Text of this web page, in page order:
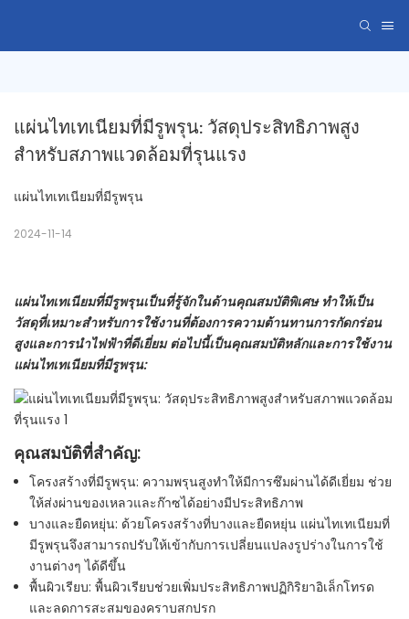
แผ่นไทเทเนียมที่มีรูพรุน: วัสดุประสิทธิภาพสูง
สำหรับสภาพแวดล้อมที่รุนแรง
แผ่นไทเทเนียมที่มีรูพรุน
2024-11-14
แผ่นไทเทเนียมที่มีรูพรุนเป็นที่รู้จักในด้านคุณสมบัติพิเศษ ทำให้เป็น
วัสดุที่เหมาะสำหรับการใช้งานที่ต้องการความต้านทานการกัดกร่อน
สูงและการนำไฟฟ้าที่ดีเยี่ยม ต่อไปนี้เป็นคุณสมบัติหลักและการใช้งาน
แผ่นไทเทเนียมที่มีรูพรุน:
คุณสมบัติที่สำคัญ:
โครงสร้างที่มีรูพรุน: ความพรุนสูงทำให้มีการซึมผ่านได้ดีเยี่ยม ช่วย
ให้ส่งผ่านของเหลวและก๊าซได้อย่างมีประสิทธิภาพ
บางและยืดหยุ่น: ด้วยโครงสร้างที่บางและยืดหยุ่น แผ่นไทเทเนียมที่
มีรูพรุนจึงสามารถปรับให้เข้ากับการเปลี่ยนแปลงรูปร่างในการใช้
งานต่างๆ ได้ดีขึ้น
พื้นผิวเรียบ: พื้นผิวเรียบช่วยเพิ่มประสิทธิภาพปฏิกิริยาอิเล็กโทรด
และลดการสะสมของคราบสกปรก